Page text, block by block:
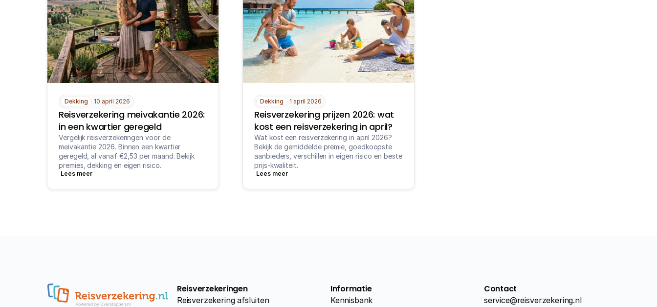
Dekking 10 april 2026
Reisverzekering meivakantie 2026:
in een kwartier geregeld
Vergelijk reisverzekeringen voor de
meivakantie 2026. Binnen een kwartier
geregeld, al vanaf €2,53 per maand. Bekijk
premies, dekking en eigen risico.
Lees meer
Dekking 1 april 2026
Reisverzekering prijzen 2026: wat
kost een reisverzekering in april?
Wat kost een reisverzekering in april 2026?
Bekijk de gemiddelde premie, goedkoopste
aanbieders, verschillen in eigen risico en beste
prijs-kwaliteit.
Lees meer
Reisverzekeringen
Reisverzekering afsluiten
Informatie
Kennisbank
Contact
service@reisverzekering.nl